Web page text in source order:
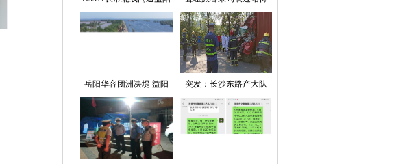
岳阳华容团洲决堤 益阳 突发：长沙东路产大队